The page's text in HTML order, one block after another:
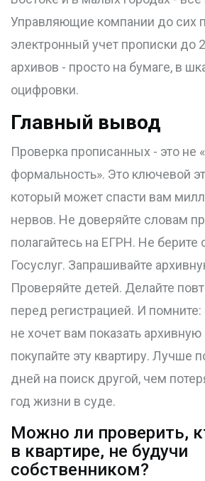
Управляющие компании до сих
электронный учет прописки до
архивов - просто на бумаге, в
оцифровки.
Главный вывод
Проверка прописанных - это не
формальность». Это ключевой
который может спасти вам
нервов. Не доверяйте словам
полагайтесь на ЕГРН. Не берите
Госуслуг. Запрашивайте
Проверяйте детей. Делайте
перед регистрацией. И
не хочет вам показать
покупайте эту квартиру. Лучше
дней на поиск другой, чем
год жизни в суде.
Можно ли проверить,
в квартире, не будучи
собственником?